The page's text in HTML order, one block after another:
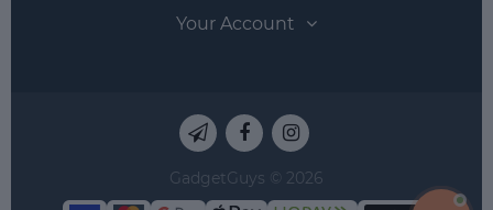
Your Account
GadgetGuys © 2026